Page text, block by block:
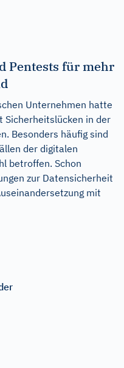
Pentests für mehr
Unternehmen hatte
Sicherheitslücken in der
Besonders häufig sind
der digitalen
betroffen. Schon
zur Datensicherheit
mit